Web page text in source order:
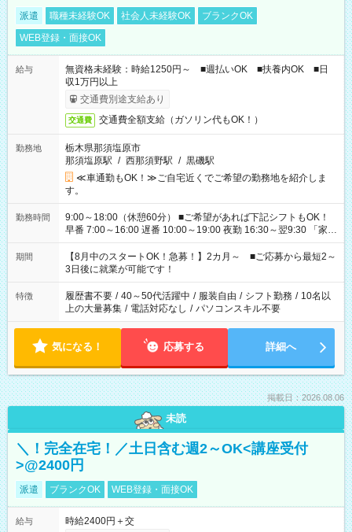
派遣 職種未経験OK 社会人未経験OK
ブランクOK
WEB登録・面接OK
給与
無資格未経験：時給1250円～ ■週払いOK ■扶養内OK ■日
収1万円以上
交通費別途支給あり
交通費 交通費全額支給（ガソリン代もOK！）
勤務地
栃木県那須塩原市
那須塩原駅 / 西那須野駅 / 黒磯駅
≪車通勤もOK！≫ご自宅近くでご希望の勤務地を紹介しま
す。
勤務時間
9:00～18:00（休憩60分） ■ご希望があれば下記シフトもOK！
早番 7:00～16:00 遅番 10:00～19:00 夜勤 16:30～翌9:30 「家族
と休みを合わせたい」 「余裕を持って夕飯の準備がしたい」
「できれば残業はしたくない」 など、ご希望を教えてください
ね。 ※Wワーク希望の方へ 今ご覧のお仕事で希望する勤務時間
と、もう1つのお仕事の勤務時間。 合計で週40時間を超える場
合は応募できません。
期間
【8月中のスタートOK！急募！】2カ月～ ■ご応募から最短2～
3日後に就業が可能です！
特徴 履歴書不要 / 40～50代活躍中 / 服装自由 / シフト勤務 / 10名以
上の大量募集 / 電話対応なし / パソコンスキル不要
気になる！ 応募する 詳細へ
掲載日：2026.08.06
未読
＼！完全在宅！／土日含む週2～OK<講座受付
>@2400円
派遣 ブランクOK WEB登録・面接OK
給与
時給2400円＋交